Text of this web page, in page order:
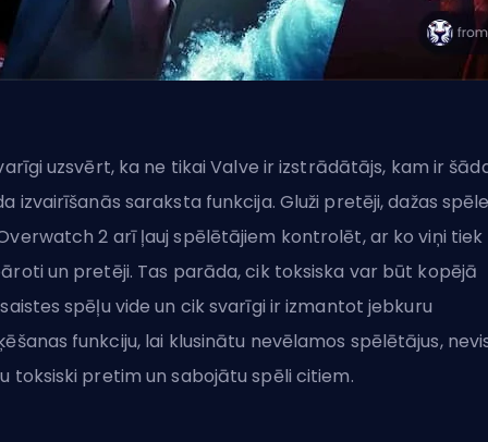
uzsvērt, ka ne tikai Valve ir izstrādātājs, kam ir
izvairīšanās saraksta funkcija. Gluži pretēji, dažas
2 arī ļauj spēlētājiem kontrolēt, ar ko viņi tiek
un pretēji. Tas parāda, cik toksiska var būt kopējā
spēļu vide un cik svarīgi ir izmantot jebkuru
funkciju, lai klusinātu nevēlamos spēlētājus,
toksiski pretim un sabojātu spēli citiem.